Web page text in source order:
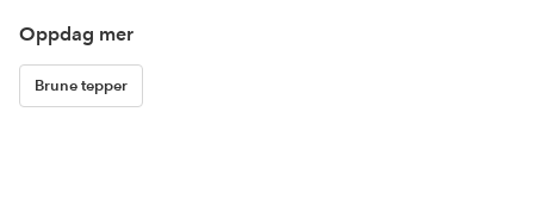
Oppdag mer
Brune tepper